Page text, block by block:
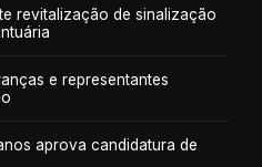
revitalização de sinalização
e representantes
aprova candidatura de